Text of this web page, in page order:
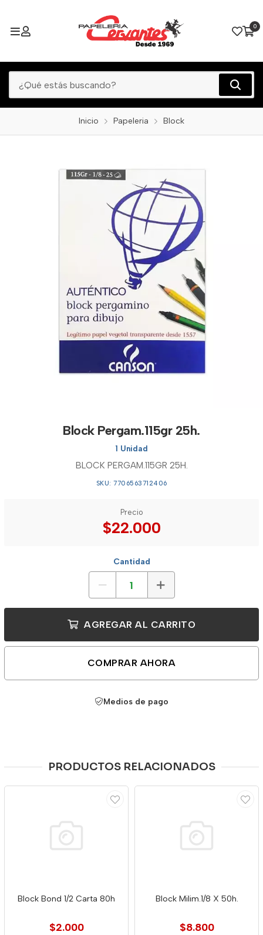
0
Inicio Papeleria Block
Block Pergam.115gr 25h.
1 Unidad
BLOCK PERGAM.115GR 25H.
SKU: 7706563712406
Precio
$22.000
Cantidad
AGREGAR AL CARRITO
COMPRAR AHORA
Medios de pago
PRODUCTOS RELACIONADOS
Block Bond 1/2 Carta 80h
$2.000
Block Milim.1/8 X 50h.
$8.800